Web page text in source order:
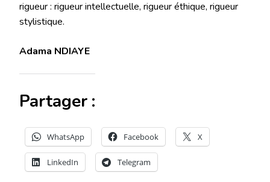
rigueur : rigueur intellectuelle, rigueur éthique, rigueur
stylistique.
Adama NDIAYE
Partager :
WhatsApp Facebook X
LinkedIn Telegram